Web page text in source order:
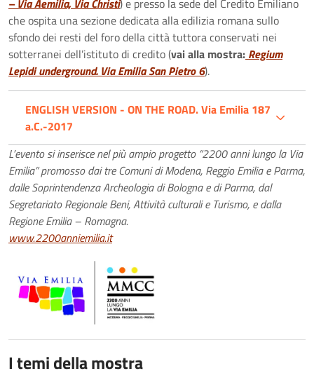
–Via Aemilia, Via Christi) e presso la sede del Credito Emiliano
che ospita una sezione dedicata alla edilizia romana sullo
sfondo dei resti del foro della città tuttora conservati nei
sotterranei dell’istituto di credito (vai alla mostra: Regium
Lepidi underground. Via Emilia San Pietro 6).
ENGLISH VERSION - ON THE ROAD. Via Emilia 187
a.C.-2017
L’evento si inserisce nel più ampio progetto “2200 anni lungo la Via
Emilia” promosso dai tre Comuni di Modena, Reggio Emilia e Parma,
dalle Soprintendenza Archeologia di Bologna e di Parma, dal
Segretariato Regionale Beni, Attività culturali e Turismo, e dalla
Regione Emilia – Romagna.
www.2200anniemilia.it
I temi della mostra